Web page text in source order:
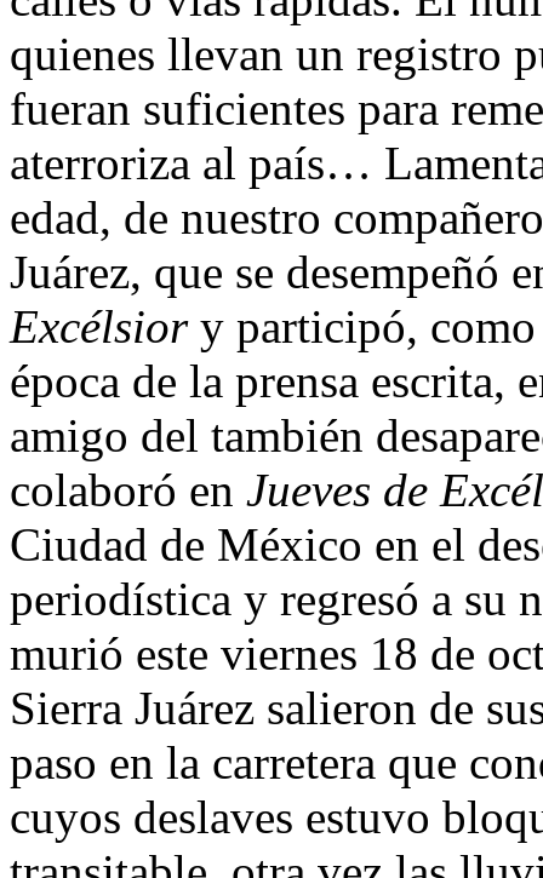
quienes llevan un registro
fueran suficientes para
aterroriza al país…
edad, de nuestro
Juárez, que se desempeñó
Excélsiory participó, como
época de la prensa escrita,
amigo del también
colaboró en Jueves de
Ciudad de México en el
periodística y regresó a su
murió este viernes 18 de
Sierra Juárez salieron de
paso en la carretera que
cuyos deslaves estuvo